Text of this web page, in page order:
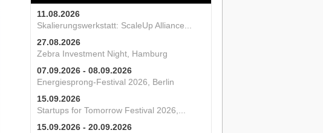
11.08.2026
Skalierungswerkstatt: ScaleUp Alliance...
27.08.2026
Zebra Investment Night, Hamburg
07.09.2026 - 08.09.2026
Energiesprong-Festival 2026, Berlin
15.09.2026
Startups for Tomorrow Festival 2026,...
15.09.2026 - 20.09.2026